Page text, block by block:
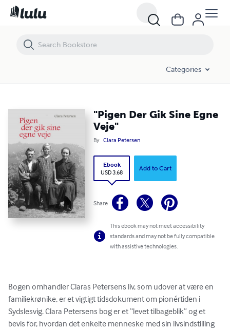
Categories
"Pigen Der Gik Sine Egne
Veje"
By Clara Petersen
Ebook
USD 3.68
Add to Cart
Share
This ebook may not meet accessibility
standards and may not be fully compatible
with assistive technologies.
Bogen omhandler Claras Petersens liv, som udover at være en
familiekrønike, er et vigtigt tidsdokument om pionértiden i
Sydslesvig. Clara Petersens bog er et “levet tilbageblik” og et
bevis for, hvordan det enkelte menneske med sin livsindstilling
"Pigen Der Gik Sine Egne Veje"